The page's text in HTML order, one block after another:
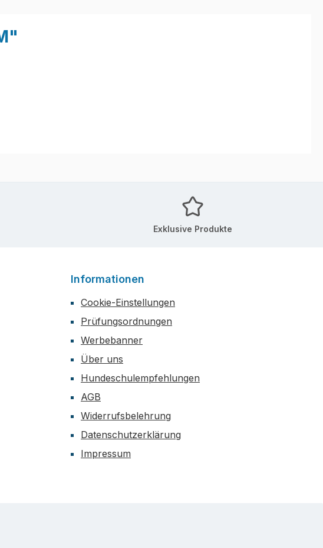
Exklusive Produkte
Informationen
Cookie-Einstellungen
Prüfungsordnungen
Werbebanner
Über uns
Hundeschulempfehlungen
AGB
Widerrufsbelehrung
Datenschutzerklärung
Impressum